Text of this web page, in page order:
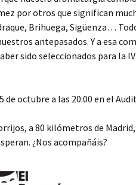
Año 2016
Año 2015
Año 2013
Año 2012
por otros que significan
Brihuega, Sigüenza…
antepasados. Y a esa
sido seleccionados para la
octubre a las 20:00 en el
a 80 kilómetros de
¿Nos acompañáis?